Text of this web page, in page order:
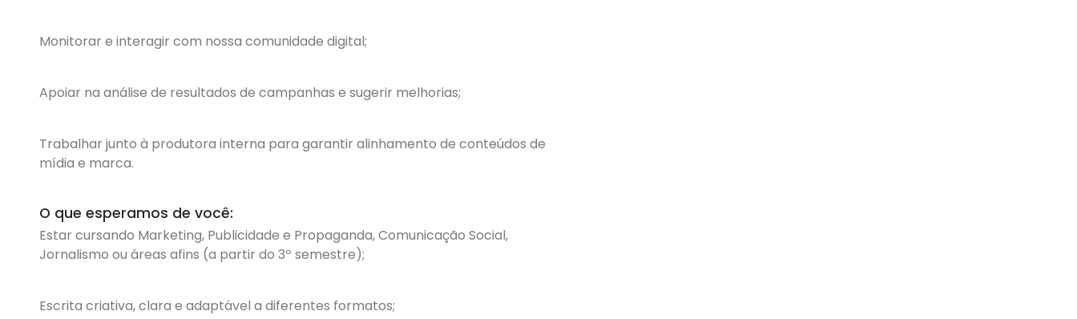
Monitorar e interagir com nossa comunidade digital;
Apoiar na análise de resultados de campanhas e sugerir melhorias;
Trabalhar junto à produtora interna para garantir alinhamento de conteúdos de
mídia e marca.
O que esperamos de você:
Estar cursando Marketing, Publicidade e Propaganda, Comunicação Social,
Jornalismo ou áreas afins (a partir do 3º semestre);
Escrita criativa, clara e adaptável a diferentes formatos;